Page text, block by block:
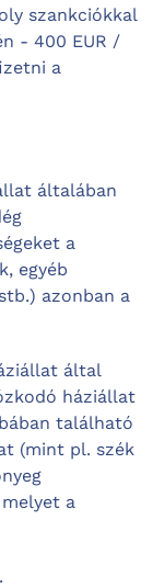
szankciókkal
- 400 EUR /
a
általában
a
egyéb
azonban a
által
háziállat
található
(mint pl. szék
a